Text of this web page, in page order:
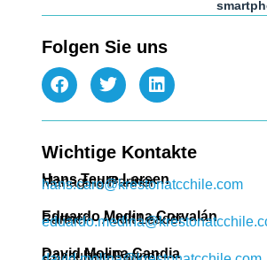
Folgen Sie uns
Wichtige Kontakte
Hans Teure Larsen
Managing Partner
hans.caro@krestonatcchile.com
Eduardo Medina Corvalán
Partner – Audit Leader
David Molina Candia
Consulting Partner